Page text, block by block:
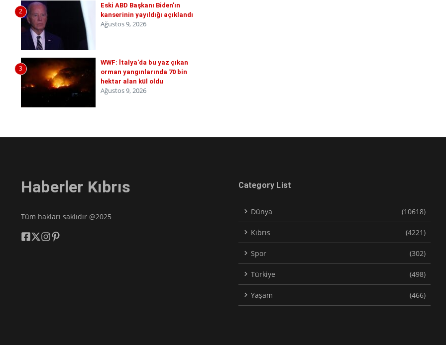
2
Eski ABD Başkanı Biden'ın
kanserinin yayıldığı açıklandı
Ağustos 9, 2026
3
WWF: İtalya'da bu yaz çıkan
orman yangınlarında 70 bin
hektar alan kül oldu
Ağustos 9, 2026
Haberler Kıbrıs
Tüm hakları saklıdır @2025
Category List
Dünya (10618)
Kıbrıs (4221)
Spor (302)
Türkiye (498)
Yaşam (466)